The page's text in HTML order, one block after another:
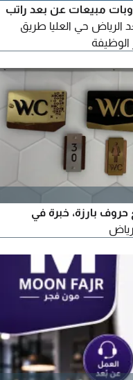
مبيعات عن بعد راتب
حي العليا طريق
بارزة، خبرة في